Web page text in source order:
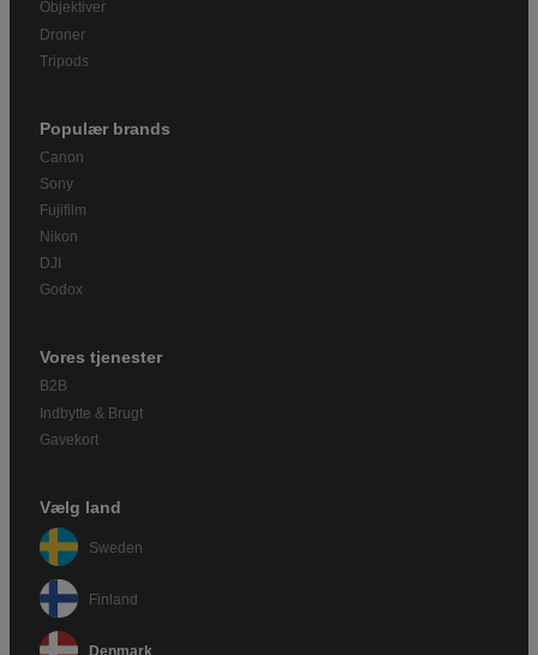
Objektiver
Droner
Tripods
Populær brands
Canon
Sony
Fujifilm
Nikon
DJI
Godox
Vores tjenester
B2B
Indbytte & Brugt
Gavekort
Vælg land
Sweden
Finland
Denmark